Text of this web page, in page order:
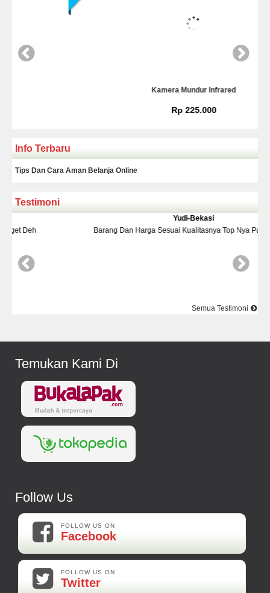
Kamera Mundur Infrared
Info Terbaru
Tips Dan Cara Aman Belanja Online
Testimoni
Barang Dan Harga Sesuai Kualitasnya Top Nya Pake Banget
Semua Testimoni
Temukan Kami Di
Follow Us
FOLLOW US ON
Facebook
FOLLOW US ON
Twitter